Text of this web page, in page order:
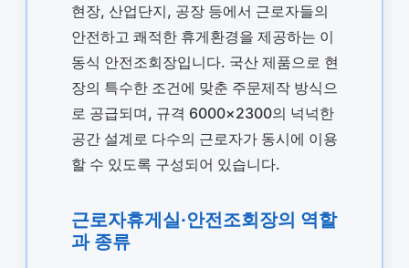
현장, 산업단지, 공장 등에서 근로자들의
안전하고 쾌적한 휴게환경을 제공하는 이
동식 안전조회장입니다. 국산 제품으로 현
장의 특수한 조건에 맞춘 주문제작 방식으
로 공급되며, 규격 6000×2300의 넉넉한
공간 설계로 다수의 근로자가 동시에 이용
할 수 있도록 구성되어 있습니다.
근로자휴게실·안전조회장의 역할
과 종류